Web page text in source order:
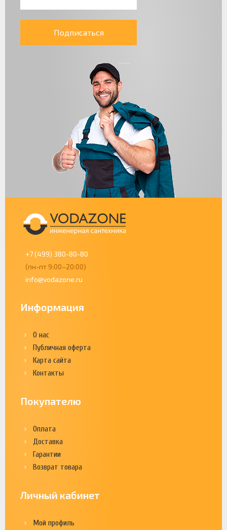
Подписаться
+7 (499) 380-80-80
(пн-пт 9:00–20:00)
info@vodazone.ru
Информация
О нас
Публичная оферта
Карта сайта
Контакты
Покупателю
Оплата
Доставка
Гарантии
Возврат товара
Личный кабинет
Мой профиль